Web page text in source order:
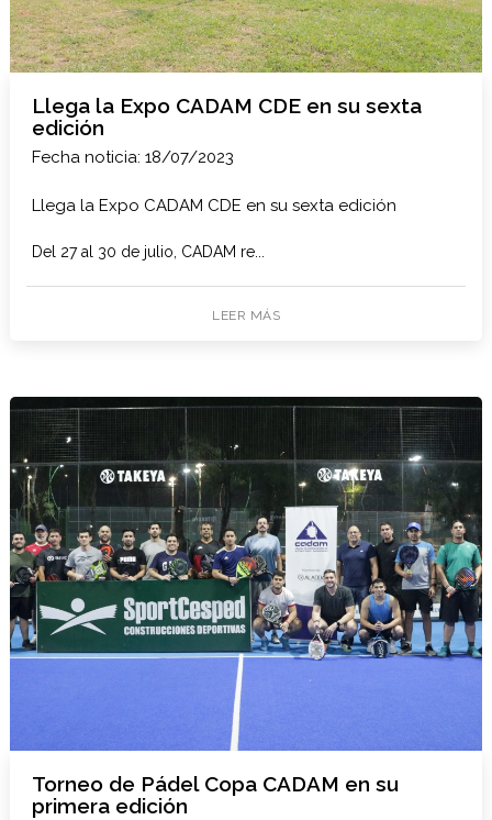
Llega la Expo CADAM CDE en su sexta
edición
Fecha noticia: 18/07/2023
Llega la Expo CADAM CDE en su sexta edición
Del 27 al 30 de julio, CADAM re...
LEER MÁS
Torneo de Pádel Copa CADAM en su
primera edición